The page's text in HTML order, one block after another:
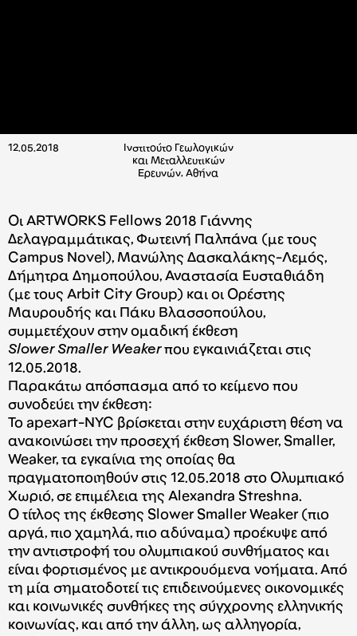
12.05.2018
Ινστιτούτο Γεωλογικών
και Μεταλλευτικών
Ερευνών, Αθήνα
Οι ARTWORKS Fellows 2018 Γιάννης
Δελαγραμμάτικας, Φωτεινή Παλπάνα (με τους
Campus Novel), Μανώλης Δασκαλάκης-Λεμός,
Δήμητρα Δημοπούλου, Αναστασία Ευσταθιάδη
(με τους Arbit City Group) και οι Ορέστης
Μαυρουδής και Πάκυ Βλασσοπούλου,
συμμετέχουν στην ομαδική έκθεση
Slower Smaller Weakerπου εγκαινιάζεται στις
12.05.2018.
Παρακάτω απόσπασμα από το κείμενο που
συνοδεύει την έκθεση:
Το apexart-NYC βρίσκεται στην ευχάριστη θέση να
ανακοινώσει την προσεχή έκθεση Slower, Smaller,
Weaker, τα εγκαίνια της οποίας θα
πραγματοποιηθούν στις 12.05.2018 στο Ολυμπιακό
Χωριό, σε επιμέλεια της Alexandra Streshna.
Ο τίτλος της έκθεσης Slower Smaller Weaker (πιο
αργά, πιο χαμηλά, πιο αδύναμα) προέκυψε από
την αντιστροφή του ολυμπιακού συνθήματος και
είναι φορτισμένος με αντικρουόμενα νοήματα. Από
τη μία σηματοδοτεί τις επιδεινούμενες οικονομικές
και κοινωνικές συνθήκες της σύγχρονης ελληνικής
κοινωνίας, και από την άλλη, ως αλληγορία,